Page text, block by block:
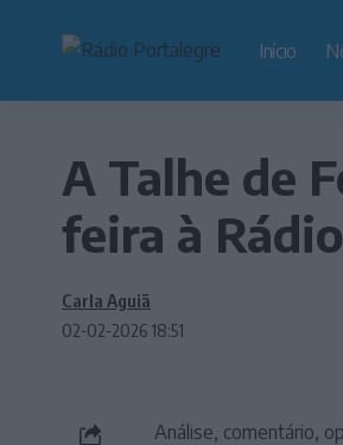
Início
A Talhe de
feira à
02-02-2026 18:51
Carla Aguiã
Análise, comentário,